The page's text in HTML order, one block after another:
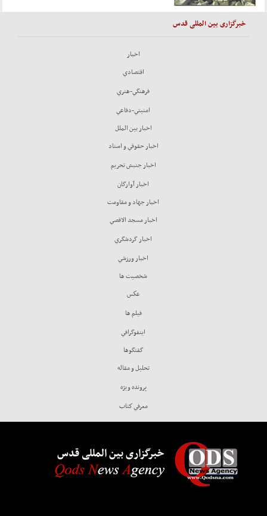
خبرگزاری بین المللی قدس
اخبار
اقتصادي
فرهنگي-هنري
امنيتي-دفاعي
اخبار بين الملل
اخبار حقوقي و اسناد
اخبار جنبش تحريم
اخبار آوارگان
اخبار جهاد و مقاومت
اخبار مسجد الاقصي
اخبار گردشگري
اخبار ورزشي
شخصيت ها
عكس
فيلم ها
اينفوگرافي
گفتگوها
تحليل و مقاله
پرونده ويژه
معرفي كتاب
خبرگزاری بین المللی قدس